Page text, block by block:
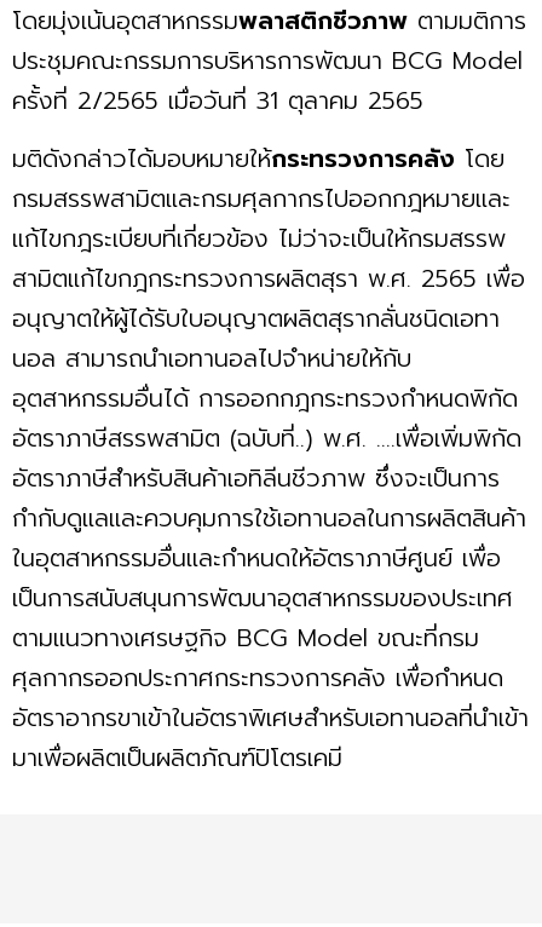
โดยมุ่งเน้นอุตสาหกรรมพลาสติกชีวภาพ ตามมติการ
ประชุมคณะกรรมการบริหารการพัฒนา BCG Model
ครั้งที่ 2/2565 เมื่อวันที่ 31 ตุลาคม 2565
มติดังกล่าวได้มอบหมายให้กระทรวงการคลัง โดย
กรมสรรพสามิตและกรมศุลกากรไปออกกฎหมายและ
แก้ไขกฎระเบียบที่เกี่ยวข้อง ไม่ว่าจะเป็นให้กรมสรรพ
สามิตแก้ไขกฎกระทรวงการผลิตสุรา พ.ศ. 2565 เพื่อ
อนุญาตให้ผู้ได้รับใบอนุญาตผลิตสุรากลั่นชนิดเอทา
นอล สามารถนำเอทานอลไปจำหน่ายให้กับ
อุตสาหกรรมอื่นได้ การออกกฎกระทรวงกำหนดพิกัด
อัตราภาษีสรรพสามิต (ฉบับที่..) พ.ศ. ....เพื่อเพิ่มพิกัด
อัตราภาษีสำหรับสินค้าเอทิลีนชีวภาพ ซึ่งจะเป็นการ
กำกับดูแลและควบคุมการใช้เอทานอลในการผลิตสินค้า
ในอุตสาหกรรมอื่นและกำหนดให้อัตราภาษีศูนย์ เพื่อ
เป็นการสนับสนุนการพัฒนาอุตสาหกรรมของประเทศ
ตามแนวทางเศรษฐกิจ BCG Model ขณะที่กรม
ศุลกากรออกประกาศกระทรวงการคลัง เพื่อกำหนด
อัตราอากรขาเข้าในอัตราพิเศษสำหรับเอทานอลที่นำเข้า
มาเพื่อผลิตเป็นผลิตภัณฑ์ปิโตรเคมี